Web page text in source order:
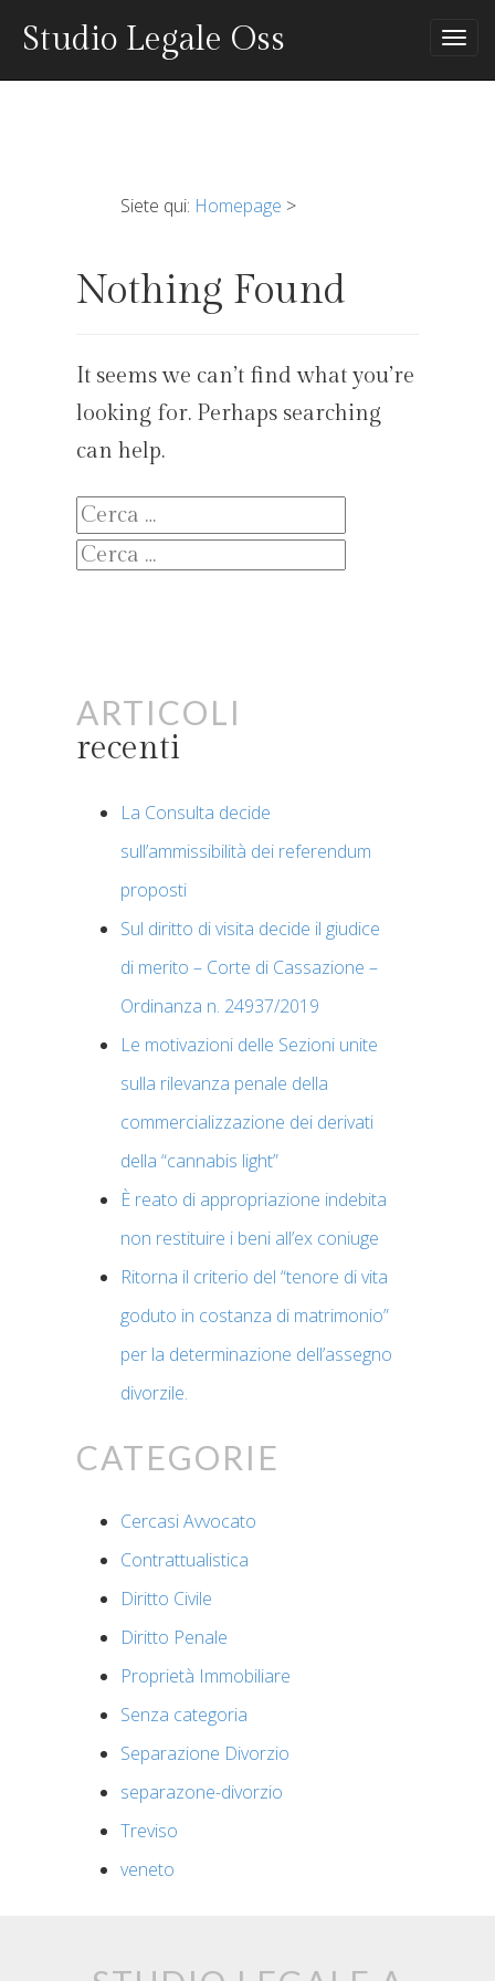
Studio Legale Oss
Siete qui: Homepage >
Nothing Found
It seems we can’t find what you’re
looking for. Perhaps searching
can help.
Ricerca
per:
Ricerca
per:
Articoli
recenti
La Consulta decide
sull’ammissibilità dei referendum
proposti
Sul diritto di visita decide il giudice
di merito – Corte di Cassazione –
Ordinanza n. 24937/2019
Le motivazioni delle Sezioni unite
sulla rilevanza penale della
commercializzazione dei derivati
della “cannabis light”
È reato di appropriazione indebita
non restituire i beni all’ex coniuge
Ritorna il criterio del “tenore di vita
goduto in costanza di matrimonio”
per la determinazione dell’assegno
divorzile.
Categorie
Cercasi Avvocato
Contrattualistica
Diritto Civile
Diritto Penale
Proprietà Immobiliare
Senza categoria
Separazione Divorzio
separazone-divorzio
Treviso
veneto